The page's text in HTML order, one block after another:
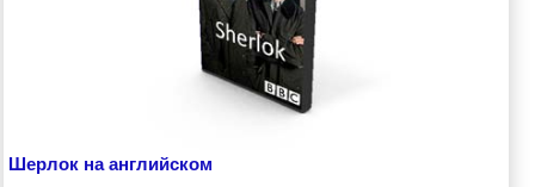
Шерлок на английском